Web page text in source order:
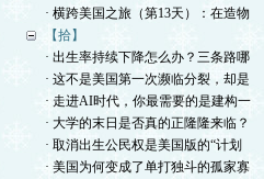
· 横跨美国之旅（第13天）：在造物
【拾】
· 出生率持续下降怎么办？三条路哪
· 这不是美国第一次濒临分裂，却是
· 走进AI时代，你最需要的是建构一
· 大学的末日是否真的正隆隆来临？
· 取消出生公民权是美国版的“计划
· 美国为何变成了单打独斗的孤家寡